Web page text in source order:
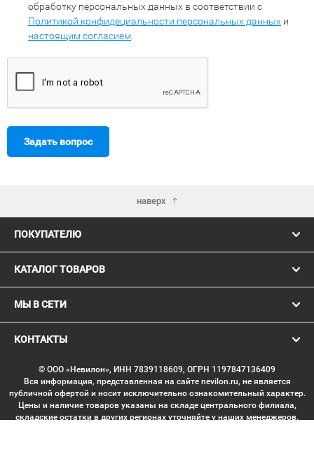
обработку персональных данных в соответствии с
Политикой конфидециальности персональных данных и
настоящим согласием
Задать вопрос
наверх
ПОКУПАТЕЛЮ
КАТАЛОГ ТОВАРОВ
МЫ В СЕТИ
КОНТАКТЫ
© ООО «Невилон», ИНН 7839118609, ОГРН 1197847136409
Вся информация, представленная на сайте nevilon.ru, не является
публичной офертой и носит исключительно ознакомительный характер.
Цены и наличие товаров указаны на складе центрального филиала,
складские остатки в других регионах уточняйте у наших менеджеров.